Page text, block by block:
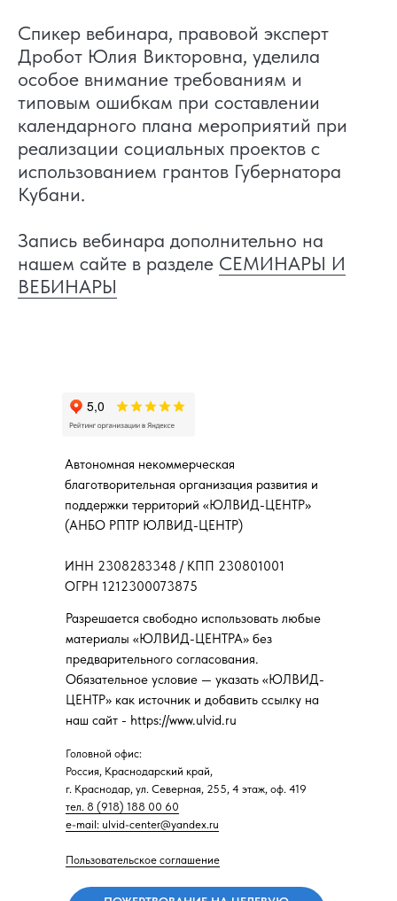
Спикер вебинара, правовой эксперт
Дробот Юлия Викторовна, уделила
особое внимание требованиям и
типовым ошибкам при составлении
календарного плана мероприятий при
реализации социальных проектов с
использованием грантов Губернатора
Кубани.
Запись вебинара дополнительно на
нашем сайте в разделе СЕМИНАРЫ И
ВЕБИНАРЫ
Головной офис:
Россия, Краснодарский край,
г. Краснодар, ул. Северная, 255, 4 этаж, оф. 419
тел. 8 (918) 188 00 60
e-mail: ulvid-center@yandex.ru
Пользовательское соглашение
Разрешается свободно использовать любые
материалы «ЮЛВИД-ЦЕНТРА» без
предварительного согласования.
Обязательное условие — указать «ЮЛВИД-
ЦЕНТР» как источник и добавить ссылку на
наш сайт - https://www.ulvid.ru
Автономная некоммерческая
благотворительная организация развития и
поддержки территорий «ЮЛВИД-ЦЕНТР»
(АНБО РПТР ЮЛВИД-ЦЕНТР)
ИНН 2308283348 / КПП 230801001
ОГРН 1212300073875